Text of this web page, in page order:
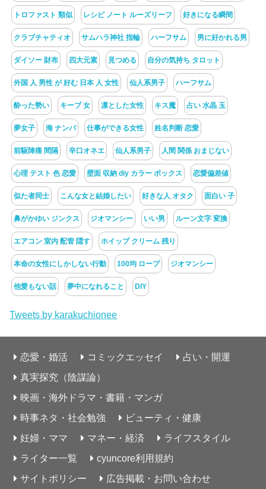
トロファスト 類似 レシピ ノート ルーズリーフ 好きになる瞬間
クラブチャティオ サムハラ神社 指輪 ハーフサム 男に好かれる男
ダイソー 財布 四大元素 見つめる 自分の気持ち タロット
外国 人 男性 が 好む 日本 人 女性 仙人系男子 ハーフサム
酔った勢い キープ 女 凛とした女性 キス魔 占い 水晶 玉
夢女子 海 ナンパ 仕事ができる女性 姓名判断 恋愛
前駆陣痛 間隔 辛口オネエ 仙人系男子 人間 関係 おまじない
心理 テスト 色 恋愛 壁面 収納 diy カラー ボックス 恋愛偏差値
似た者同士 こんな女と結婚したい 好きな人 オタク 面白い 子
鼻がかゆい ジンクス ジオマンシー いい男 ルーン文字 変換
エアコン 室内 配管 隠す ホイップ クリーム 残り
本命の女性にしかしない行動 100均 ロープ ジオマンシー
他愛もない話 夢中になれること DIY
Tweets by karakuchionee
恋愛・婚活 コミックエッセイ
占い・開運
真実探究（陰謀論）
映画・海外ドラマ・書籍・マンガ
時事ネタ・社会勉強
ビューティ・健康
妊婦・ママ
マネー・経済
ライフスタイル
ライター一覧
cyuncore利用規約
サイトポリシー
広告掲載・お問い合わせ